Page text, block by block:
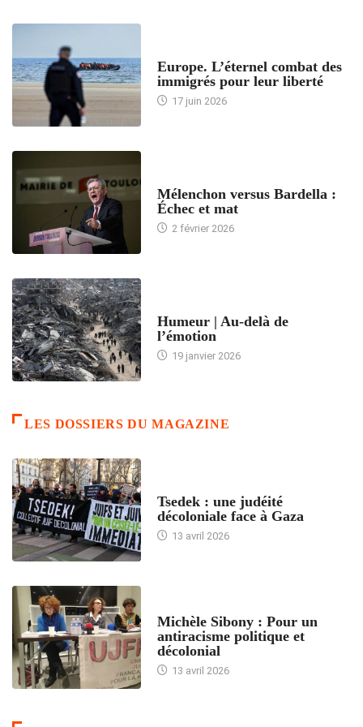
Europe. L’éternel combat des
immigrés pour leur liberté
17 juin 2026
Mélenchon versus Bardella :
Échec et mat
2 février 2026
Humeur | Au-delà de
l’émotion
19 janvier 2026
LES DOSSIERS DU MAGAZINE
Tsedek : une judéité
décoloniale face à Gaza
13 avril 2026
Michèle Sibony : Pour un
antiracisme politique et
décolonial
13 avril 2026